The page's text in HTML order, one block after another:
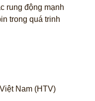
rung động mạnh
trong quá trinh